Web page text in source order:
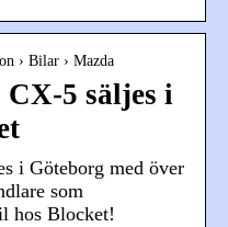
› Bilar › Mazda
CX-5 säljes i
i Göteborg med över
som
hos Blocket!